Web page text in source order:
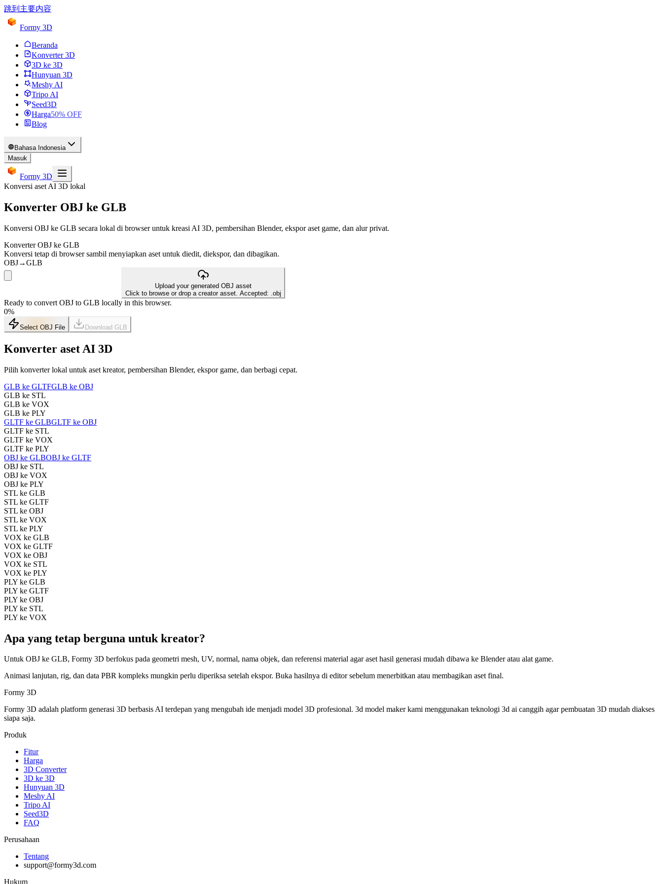
跳到主要内容
Formy 3D
Beranda
Konverter 3D
3D ke 3D
Hunyuan 3D
Meshy AI
Tripo AI
Seed3D
Harga50% OFF
Blog
Bahasa Indonesia
Masuk
Formy 3D
Konversi aset AI 3D lokal
Konverter OBJ ke GLB
Konversi OBJ ke GLB secara lokal di browser untuk kreasi AI 3D, pembersihan Blender, ekspor aset game, dan alur privat.
Konverter OBJ ke GLB
Konversi tetap di browser sambil menyiapkan aset untuk diedit, diekspor, dan dibagikan.
OBJ→GLB
Upload your generated OBJ asset
Click to browse or drop a creator asset. Accepted: .obj
Ready to convert OBJ to GLB locally in this browser.
0%
Select OBJ File Download GLB
Konverter aset AI 3D
Pilih konverter lokal untuk aset kreator, pembersihan Blender, ekspor game, dan berbagi cepat.
GLB ke GLTFGLB ke OBJ
GLB ke STL
GLB ke VOX
GLB ke PLY
GLTF ke GLBGLTF ke OBJ
GLTF ke STL
GLTF ke VOX
GLTF ke PLY
OBJ ke GLBOBJ ke GLTF
OBJ ke STL
OBJ ke VOX
OBJ ke PLY
STL ke GLB
STL ke GLTF
STL ke OBJ
STL ke VOX
STL ke PLY
VOX ke GLB
VOX ke GLTF
VOX ke OBJ
VOX ke STL
VOX ke PLY
PLY ke GLB
PLY ke GLTF
PLY ke OBJ
PLY ke STL
PLY ke VOX
Apa yang tetap berguna untuk kreator?
Untuk OBJ ke GLB, Formy 3D berfokus pada geometri mesh, UV, normal, nama objek, dan referensi material agar aset hasil generasi mudah dibawa ke Blender atau alat game.
Animasi lanjutan, rig, dan data PBR kompleks mungkin perlu diperiksa setelah ekspor. Buka hasilnya di editor sebelum menerbitkan atau membagikan aset final.
Formy 3D
Formy 3D adalah platform generasi 3D berbasis AI terdepan yang mengubah ide menjadi model 3D profesional. 3d model maker kami menggunakan teknologi 3d ai canggih agar pembuatan 3D mudah diakses
siapa saja.
Produk
Fitur
Harga
3D Converter
3D ke 3D
Hunyuan 3D
Meshy AI
Tripo AI
Seed3D
FAQ
Perusahaan
Tentang
support@formy3d.com
Hukum